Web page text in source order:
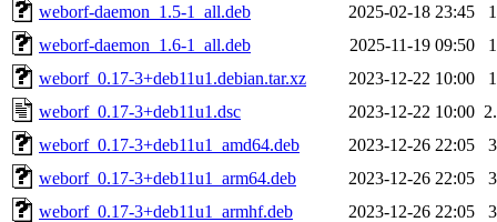
weborf-daemon_1.5-1_all.deb
2025-02-18 23:45
weborf-daemon_1.6-1_all.deb
2025-11-19 09:50
weborf_0.17-3+deb11u1.debian.tar.xz
2023-12-22 10:00
weborf_0.17-3+deb11u1.dsc
2023-12-22 10:00
weborf_0.17-3+deb11u1_amd64.deb
2023-12-26 22:05
weborf_0.17-3+deb11u1_arm64.deb
2023-12-26 22:05
weborf_0.17-3+deb11u1_armhf.deb
2023-12-26 22:05